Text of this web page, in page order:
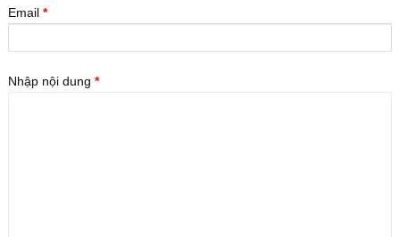
Email *
Nhập nội dung *